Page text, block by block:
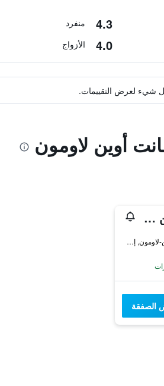
4.3 منفرد
4.0 الأزواج
شيء لعرض التقييمات.
أوين لاومون
أيبيس بدجيت سانت أوين لامون
4 Allée Des Trois Caravelles, سان-وين-لاومون, إقليم فال دواز, فرنسا
الصفقة